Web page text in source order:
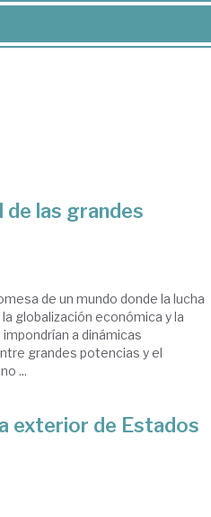
de las grandes
de un mundo donde la lucha
globalización económica y la
a dinámicas
grandes potencias y el
...
exterior de Estados